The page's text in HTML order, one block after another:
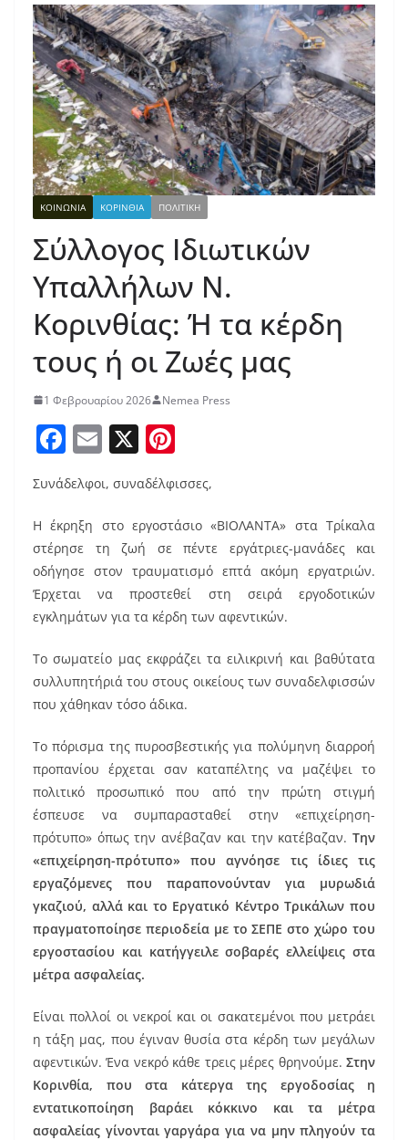
ΚΟΙΝΩΝΙΑ ΚΟΡΙΝΘΙΑ ΠΟΛΙΤΙΚΗ
Σύλλογος Ιδιωτικών
Υπαλλήλων Ν.
Κορινθίας: Ή τα κέρδη
τους ή οι Ζωές μας
1 Φεβρουαρίου 2026 Nemea Press
F
a
c
e
b
o
o
E
ai
l
X
er
e
st
Συνάδελφοι, συναδέλφισσες,
Η έκρηξη στο εργοστάσιο «ΒΙΟΛΑΝΤΑ» στα Τρίκαλα
στέρησε τη ζωή σε πέντε εργάτριες-μανάδες και
οδήγησε στον τραυματισμό επτά ακόμη εργατριών.
Έρχεται να προστεθεί στη σειρά εργοδοτικών
εγκλημάτων για τα κέρδη των αφεντικών.
Το σωματείο μας εκφράζει τα ειλικρινή και βαθύτατα
συλλυπητήριά του στους οικείους των συναδελφισσών
που χάθηκαν τόσο άδικα.
Το πόρισμα της πυροσβεστικής για πολύμηνη διαρροή
προπανίου έρχεται σαν καταπέλτης να μαζέψει το
πολιτικό προσωπικό που από την πρώτη στιγμή
έσπευσε να συμπαρασταθεί στην «επιχείρηση-
πρότυπο» όπως την ανέβαζαν και την κατέβαζαν. Την
«επιχείρηση-πρότυπο» που αγνόησε τις ίδιες τις
εργαζόμενες που παραπονούνταν για μυρωδιά
γκαζιού, αλλά και το Εργατικό Κέντρο Τρικάλων που
πραγματοποίησε περιοδεία με το ΣΕΠΕ στο χώρο του
εργοστασίου και κατήγγειλε σοβαρές ελλείψεις στα
μέτρα ασφαλείας.
Είναι πολλοί οι νεκροί και οι σακατεμένοι που μετράει
η τάξη μας, που έγιναν θυσία στα κέρδη των μεγάλων
αφεντικών. Ένα νεκρό κάθε τρεις μέρες θρηνούμε. Στην
Κορινθία, που στα κάτεργα της εργοδοσίας η
εντατικοποίηση βαράει κόκκινο και τα μέτρα
ασφαλείας γίνονται γαργάρα για να μην πληγούν τα